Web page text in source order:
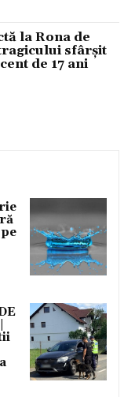
la Rona de
sfârșit
de 17 ani